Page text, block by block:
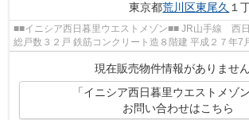
東京都荒川区東尾久 １
■■イニシア西日暮里ウエストメゾン■■ JR山手線 西日暮里駅 徒歩１３分
総戸数３２戸 鉄筋コンクリート造８階建 平成２７年7月完成 ■■周
現在販売物件情報がありません
「イニシア西日暮里ウエストメゾ
お問い合わせはこちら